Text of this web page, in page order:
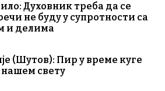
Духовник треба да се
не буду у супротности са
и делима
(Шутов): Пир у време куге
нашем свету